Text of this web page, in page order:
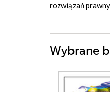
rozwiązań
Wybrane